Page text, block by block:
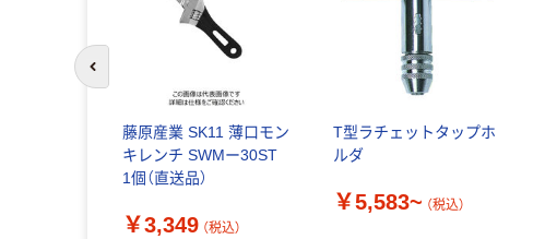
藤原産業 SK11 薄口モン
キレンチ SWMー30ST
1個（直送品）
￥3,349 （税込）
T型ラチェットタップホ
ルダ
￥5,583~ （税込）
前のスライドへ